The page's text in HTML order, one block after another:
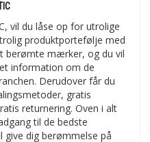
vil du låse op for utrolige
produktportefølje med
berømte mærker, og du vil
information om de
Derudover får du
gratis
returnering. Oven i alt
til de bedste
give dig berømmelse på